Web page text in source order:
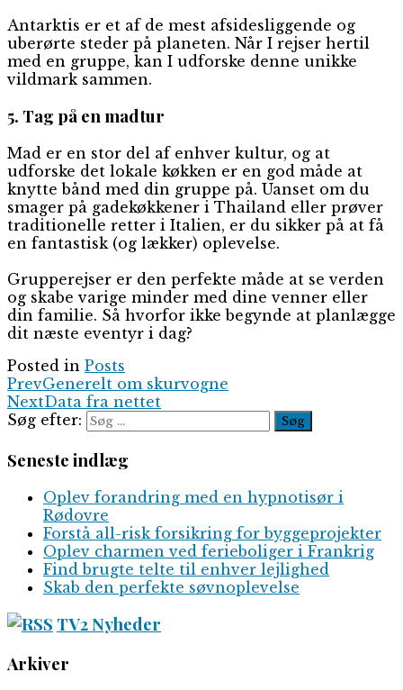
Antarktis er et af de mest afsidesliggende og
uberørte steder på planeten. Når I rejser hertil
med en gruppe, kan I udforske denne unikke
vildmark sammen.
5. Tag på en madtur
Mad er en stor del af enhver kultur, og at
udforske det lokale køkken er en god måde at
knytte bånd med din gruppe på. Uanset om du
smager på gadekøkkener i Thailand eller prøver
traditionelle retter i Italien, er du sikker på at få
en fantastisk (og lækker) oplevelse.
Grupperejser er den perfekte måde at se verden
og skabe varige minder med dine venner eller
din familie. Så hvorfor ikke begynde at planlægge
dit næste eventyr i dag?
Posted in Posts
PrevGenerelt om skurvogne
NextData fra nettet
Søg efter:
Seneste indlæg
Oplev forandring med en hypnotisør i
Rødovre
Forstå all-risk forsikring for byggeprojekter
Oplev charmen ved ferieboliger i Frankrig
Find brugte telte til enhver lejlighed
Skab den perfekte søvnoplevelse
TV2 Nyheder
Arkiver